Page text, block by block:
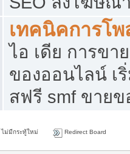
เทคนิคการโ
ไอ เดีย การขา
ของออนไลน์ เ
สฟรี smf ขาย
ไม่มีกระทู้ใหม่ Redirect Board